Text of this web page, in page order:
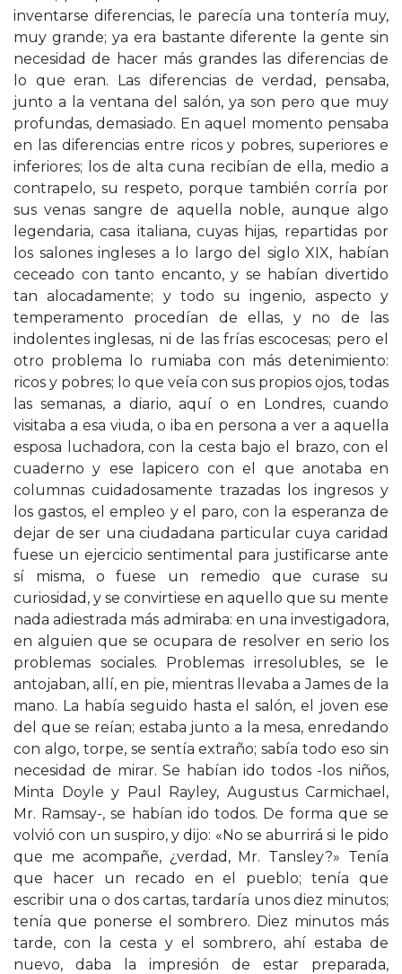
inventarse diferencias, le parecía una tontería muy,
muy grande; ya era bastante diferente la gente sin
necesidad de hacer más grandes las diferencias de
lo que eran. Las diferencias de verdad, pensaba,
junto a la ventana del salón, ya son pero que muy
profundas, demasiado. En aquel momento pensaba
en las diferencias entre ricos y pobres, superiores e
inferiores; los de alta cuna recibían de ella, medio a
contrapelo, su respeto, porque también corría por
sus venas sangre de aquella noble, aunque algo
legendaria, casa italiana, cuyas hijas, repartidas por
los salones ingleses a lo largo del siglo XIX, habían
ceceado con tanto encanto, y se habían divertido
tan alocadamente; y todo su ingenio, aspecto y
temperamento procedían de ellas, y no de las
indolentes inglesas, ni de las frías escocesas; pero el
otro problema lo rumiaba con más detenimiento:
ricos y pobres; lo que veía con sus propios ojos, todas
las semanas, a diario, aquí o en Londres, cuando
visitaba a esa viuda, o iba en persona a ver a aquella
esposa luchadora, con la cesta bajo el brazo, con el
cuaderno y ese lapicero con el que anotaba en
columnas cuidadosamente trazadas los ingresos y
los gastos, el empleo y el paro, con la esperanza de
dejar de ser una ciudadana particular cuya caridad
fuese un ejercicio sentimental para justificarse ante
sí misma, o fuese un remedio que curase su
curiosidad, y se convirtiese en aquello que su mente
nada adiestrada más admiraba: en una investigadora,
en alguien que se ocupara de resolver en serio los
problemas sociales. Problemas irresolubles, se le
antojaban, allí, en pie, mientras llevaba a James de la
mano. La había seguido hasta el salón, el joven ese
del que se reían; estaba junto a la mesa, enredando
con algo, torpe, se sentía extraño; sabía todo eso sin
necesidad de mirar. Se habían ido todos -los niños,
Minta Doyle y Paul Rayley, Augustus Carmichael,
Mr. Ramsay-, se habían ido todos. De forma que se
volvió con un suspiro, y dijo: «No se aburrirá si le pido
que me acompañe, ¿verdad, Mr. Tansley?» Tenía
que hacer un recado en el pueblo; tenía que
escribir una o dos cartas, tardaría unos diez minutos;
tenía que ponerse el sombrero. Diez minutos más
tarde, con la cesta y el sombrero, ahí estaba de
nuevo, daba la impresión de estar preparada,